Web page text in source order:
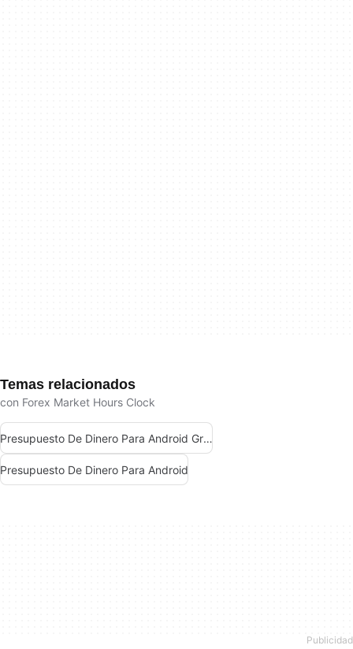
Temas relacionados
con Forex Market Hours Clock
Presupuesto De Dinero Para Android Gratis
Presupuesto De Dinero Para Android